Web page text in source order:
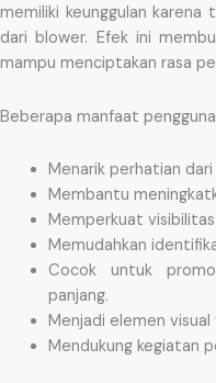
memiliki keunggulan
dari blower. Efek ini
mampu menciptakan rasa
Beberapa manfaat
Menarik perhatian dari
Membantu
Memperkuat
Memudahkan
Cocok untuk
panjang.
Menjadi elemen
Mendukung kegiatan